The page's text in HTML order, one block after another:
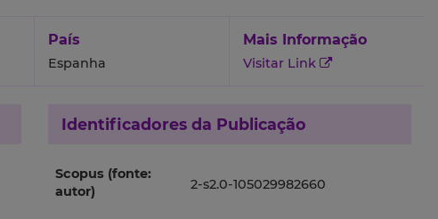
País
Espanha
Mais Informação
Visitar Link
Identificadores da Publicação
Scopus (fonte:
autor)
2-s2.0-105029982660